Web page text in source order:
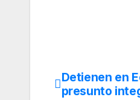
Detienen en
presunto